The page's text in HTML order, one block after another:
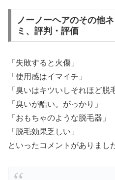
ノーノーヘアのその他
ミ、評判・評価
「失敗すると火傷」
「使用感はイマイチ」
「臭いはキツいしそれほど脱
「臭いが酷い。がっかり」
「おもちゃのような脱毛器」
「脱毛効果乏しい」
といったコメントがありまし